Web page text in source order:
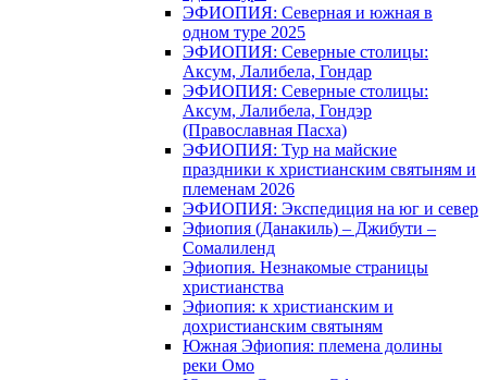
ЭФИОПИЯ: Северная и южная в
одном туре 2025
ЭФИОПИЯ: Северные столицы:
Аксум, Лалибела, Гондар
ЭФИОПИЯ: Северные столицы:
Аксум, Лалибела, Гондэр
(Православная Пасха)
ЭФИОПИЯ: Тур на майские
праздники к христианским святыням и
племенам 2026
ЭФИОПИЯ: Экспедиция на юг и север
Эфиопия (Данакиль) – Джибути –
Cомалиленд
Эфиопия. Незнакомые страницы
христианства
Эфиопия: к христианским и
дохристианским святыням
Южная Эфиопия: племена долины
реки Омо